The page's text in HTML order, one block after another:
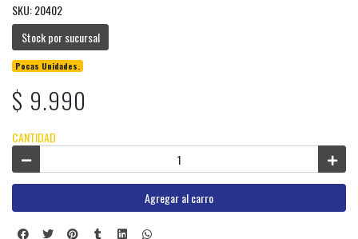
SKU: 20402
Stock por sucursal
Pocas Unidades.
$ 9.990
CANTIDAD
Agregar al carro